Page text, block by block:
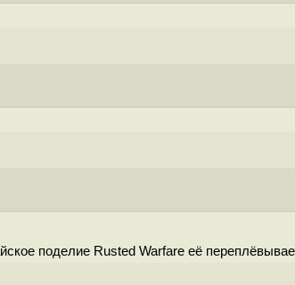
поделие Rusted Warfare её